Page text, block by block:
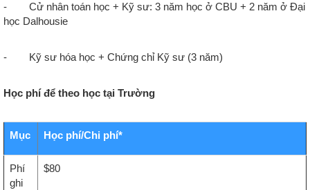
- Cử nhân toán học + Kỹ sư: 3 năm học ở CBU + 2 năm ở Đại
học Dalhousie
- Kỹ sư hóa học + Chứng chỉ Kỹ sư (3 năm)
Học phí để theo học tại Trường
Mục Học phí/Chi phí*
Phí
ghi
$80